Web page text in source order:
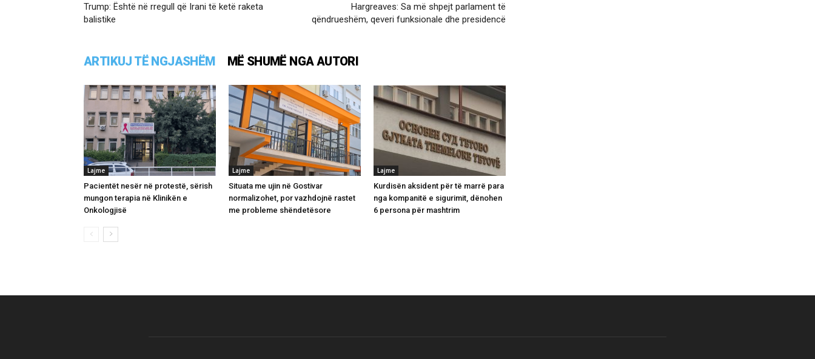
Trump: Është në rregull që Irani të ketë raketa
balistike
Hargreaves: Sa më shpejt parlament të
qëndrueshëm, qeveri funksionale dhe presidencë
ARTIKUJ TË NGJASHËM MË SHUMË NGA AUTORI
Lajme
Pacientët nesër në protestë, sërish
mungon terapia në Klinikën e
Onkologjisë
Lajme
Situata me ujin në Gostivar
normalizohet, por vazhdojnë rastet
me probleme shëndetësore
Lajme
Kurdisën aksident për të marrë para
nga kompanitë e sigurimit, dënohen
6 persona për mashtrim